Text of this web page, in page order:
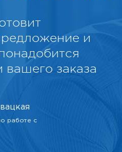
и
вашего заказа
работе с